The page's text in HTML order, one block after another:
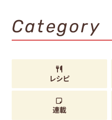
Category
レシピ
連載